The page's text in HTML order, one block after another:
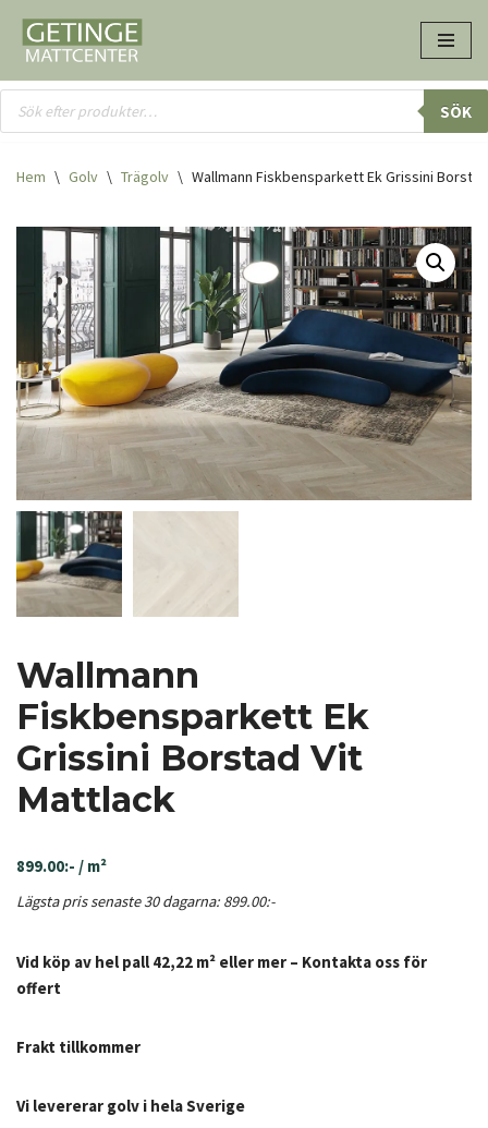
Hoppa
till
innehåll
SÖK
Hem \ Golv \ Trägolv \ Wallmann Fiskbensparkett Ek Grissini
Wallmann
Fiskbensparkett Ek
Grissini Borstad Vit
Mattlack
899.00:- / m²
Lägsta pris senaste 30 dagarna: 899.00:-
Vid köp av hel pall 42,22 m² eller mer – Kontakta oss för
offert
Frakt tillkommer
Vi levererar golv i hela Sverige